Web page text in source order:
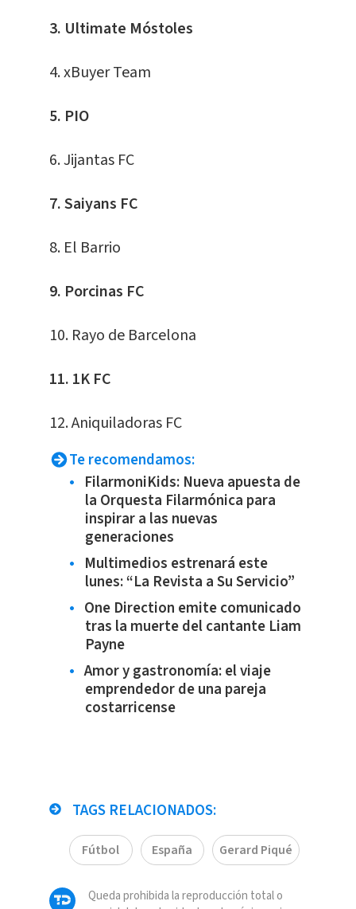
3. Ultimate Móstoles
4. xBuyer Team
5. PIO
6. Jijantas FC
7. Saiyans FC
8. El Barrio
9. Porcinas FC
10. Rayo de Barcelona
11. 1K FC
12. Aniquiladoras FC
Te recomendamos:
FilarmoniKids: Nueva apuesta de
la Orquesta Filarmónica para
inspirar a las nuevas
generaciones
Multimedios estrenará este
lunes: “La Revista a Su Servicio”
One Direction emite comunicado
tras la muerte del cantante Liam
Payne
Amor y gastronomía: el viaje
emprendedor de una pareja
costarricense
TAGS RELACIONADOS:
Fútbol España Gerard Piqué
Queda prohibida la reproducción total o